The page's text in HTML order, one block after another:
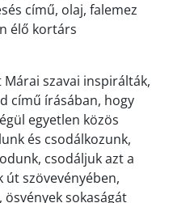
című, olaj, falemez
élő kortárs
szavai inspirálták,
című írásában, hogy
egyetlen közös
és csodálkozunk,
csodáljuk azt a
szövevényében,
sokaságát